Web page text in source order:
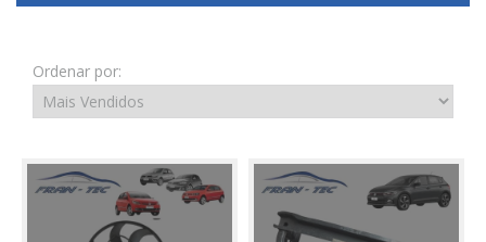
Ordenar por: